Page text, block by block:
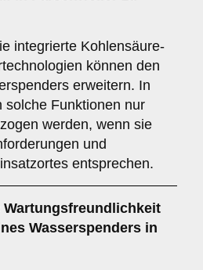
integrierte Kohlensäure-
können den
erweitern. In
solche Funktionen nur
werden, wenn sie
und
entsprechen.
Wartungsfreundlichkeit
Wasserspenders in